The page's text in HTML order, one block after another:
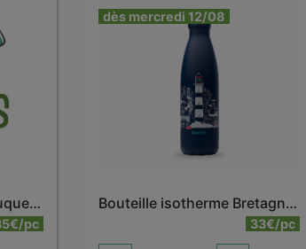
Bouteille isotherme bouquet dahlia 500 ml
pc
dès mercredi 12/08
Bouteille isotherme Bretagne 500 ml
33€/pc